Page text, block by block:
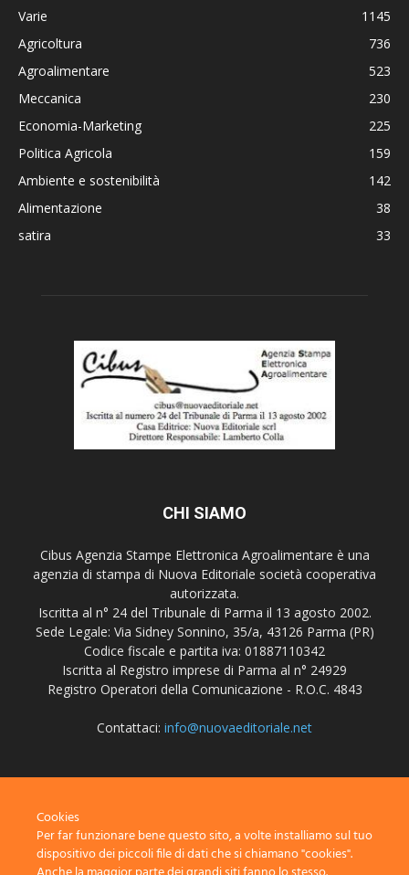
Varie
1145
Agricoltura
736
Agroalimentare
523
Meccanica
230
Economia-Marketing
225
Politica Agricola
159
Ambiente e sostenibilità
142
Alimentazione
38
satira
33
CHI SIAMO
Cibus Agenzia Stampe Elettronica Agroalimentare è una
agenzia di stampa di Nuova Editoriale società cooperativa
autorizzata.
Iscritta al n° 24 del Tribunale di Parma il 13 agosto 2002.
Sede Legale: Via Sidney Sonnino, 35/a, 43126 Parma (PR)
Codice fiscale e partita iva: 01887110342
Iscritta al Registro imprese di Parma al n° 24929
Registro Operatori della Comunicazione - R.O.C. 4843
Contattaci: info@nuovaeditoriale.net
Cookies
Per far funzionare bene questo sito, a volte installiamo sul tuo
dispositivo dei piccoli file di dati che si chiamano "cookies".